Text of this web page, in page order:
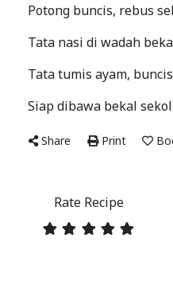
Potong buncis, rebus
Tata nasi di wadah
Tata tumis ayam,
Siap dibawa bekal
Share Print
Rate Recipe